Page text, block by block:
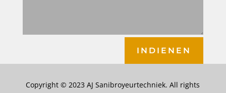
INDIENEN
Copyright © 2023 AJ Sanibroyeurtechniek. All rights